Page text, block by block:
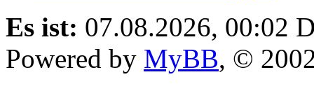
Es ist: 07.08.2026, 00:02
Powered by MyBB, ©